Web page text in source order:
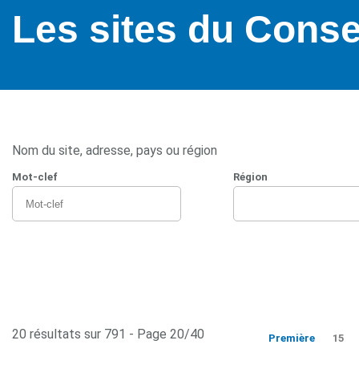
Les sites du
Nom du site, adresse, pays ou région
Mot-clef Région
20 résultats sur 791 - Page 20/40 Première 15